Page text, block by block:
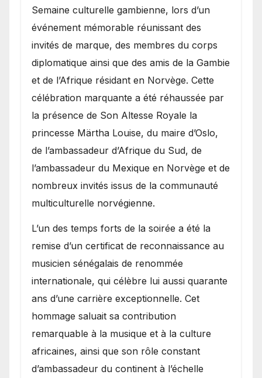
Semaine culturelle gambienne, lors d’un
événement mémorable réunissant des
invités de marque, des membres du corps
diplomatique ainsi que des amis de la Gambie
et de l’Afrique résidant en Norvège. Cette
célébration marquante a été réhaussée par
la présence de Son Altesse Royale la
princesse Märtha Louise, du maire d’Oslo,
de l’ambassadeur d’Afrique du Sud, de
l’ambassadeur du Mexique en Norvège et de
nombreux invités issus de la communauté
multiculturelle norvégienne.
​L’un des temps forts de la soirée a été la
remise d’un certificat de reconnaissance au
musicien sénégalais de renommée
internationale, qui célèbre lui aussi quarante
ans d’une carrière exceptionnelle. Cet
hommage saluait sa contribution
remarquable à la musique et à la culture
africaines, ainsi que son rôle constant
d’ambassadeur du continent à l’échelle